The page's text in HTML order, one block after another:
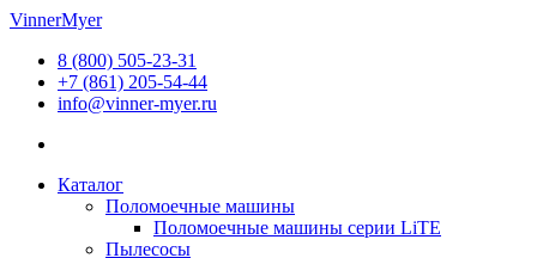
Перейти
содержимому
VinnerMyer
8 (800) 505-23-31
+7 (861) 205-54-44
info@vinner-myer.ru
Каталог
Поломоечные машины
Поломоечные машины серии LiTE
Пылесосы